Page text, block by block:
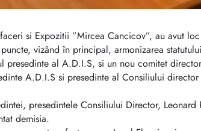
si Expozitii ”Mircea Cancicov”, au avut
vizând în principal, armonizarea
presedinte al A.D.I.S, si un nou comitet
A.D.I.S si presedinte al Consiliului
presedintele Consiliului Director, Leonard
demisia.